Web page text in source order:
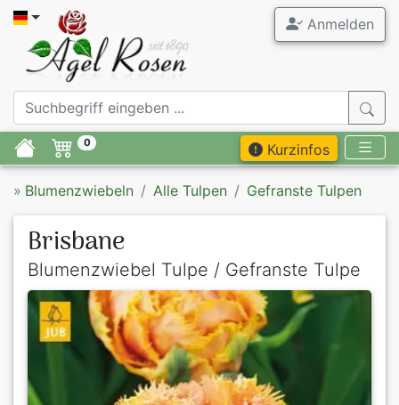
Anmelden
0 Kurzinfos
» Blumenzwiebeln Alle Tulpen Gefranste Tulpen
Brisbane
Blumenzwiebel Tulpe / Gefranste Tulpe